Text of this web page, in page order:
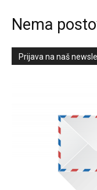
Nema
Prijava na naš